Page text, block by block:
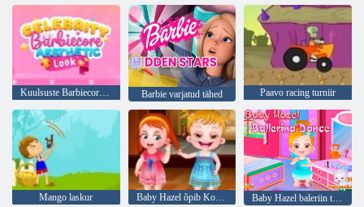
Kuulsuste Barbiecore esteetiline välimus Barbie varjatud tähed Paavo racing turniir
Mango laskur Baby Hazel õpib Kombed Baby Hazel baleriin tantsu